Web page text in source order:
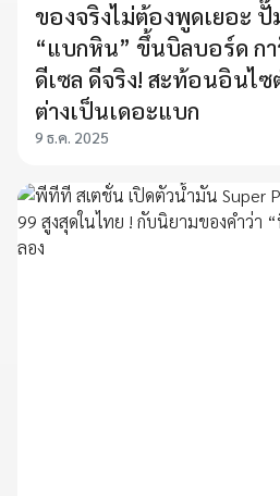
ของจริงไม่ต้องพูดเยอะ
“แบกหิน” ขึ้นบิลบอร์ด ก
ดีเซล ดีจริง! สะท้อนอินไ
ต่างเป็นเดอะแบก
9 ธ.ค. 2025